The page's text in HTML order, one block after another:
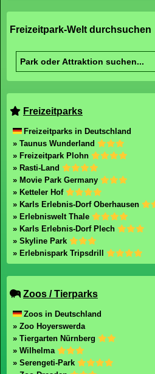
Freizeitpark-Welt durchsuchen
Freizeitparks
Freizeitparks in Deutschland
» Taunus Wunderland
» Freizeitpark Plohn
» Rasti-Land
» Movie Park Germany
» Ketteler Hof
» Karls Erlebnis-Dorf Oberhausen
» Erlebniswelt Thale
» Karls Erlebnis-Dorf Plech
» Skyline Park
» Erlebnispark Tripsdrill
Zoos / Tierparks
Zoos in Deutschland
» Zoo Hoyerswerda
» Tiergarten Nürnberg
» Wilhelma
» Serengeti-Park